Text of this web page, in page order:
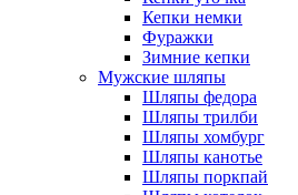
Кепки немки
Фуражки
Зимние кепки
Мужские шляпы
Шляпы федора
Шляпы трилби
Шляпы хомбург
Шляпы канотье
Шляпы поркпай